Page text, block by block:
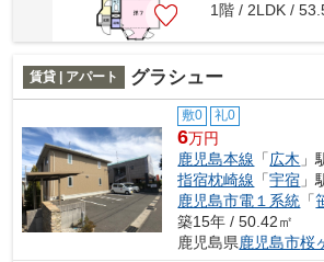
1階 / 2LDK /
賃貸 | アパート グラシュー
敷0 礼0
6万円
鹿児島本線 「広木 」
指宿枕崎線 「宇宿 」
鹿児島市電１系統 「
築15年 / 50.42㎡
鹿児島県鹿児島市桜